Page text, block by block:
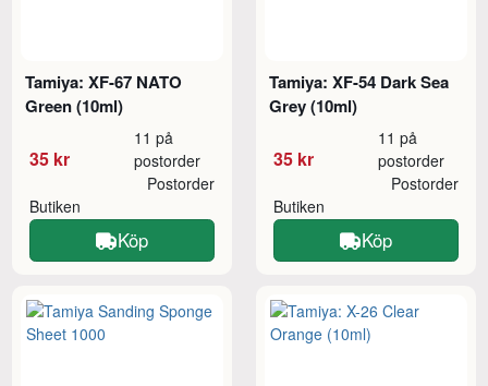
Tamiya: XF-67 NATO
Green (10ml)
35 kr
11 på
postorder
Butiken
Postorder
Köp
Tamiya: XF-54 Dark Sea
Grey (10ml)
35 kr
11 på
postorder
Butiken
Postorder
Köp